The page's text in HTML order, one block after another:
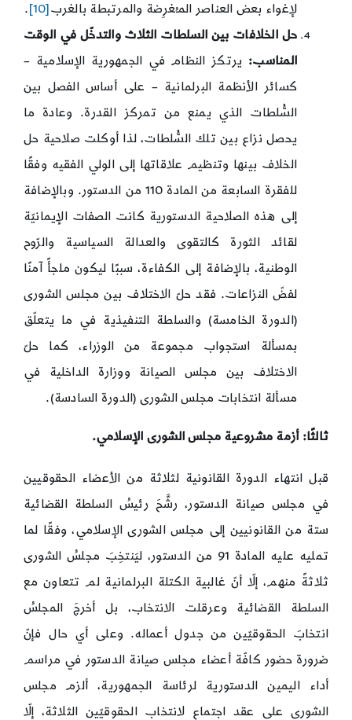
لإغواء بعض العناصر المـُغرِضة والمرتبطة بالغرب[10]
.
حل الخلافات بين السلطات الثلاث والتدخّل في الوقت
المناسب: يرتكز النظام في الجمهورية الإسلامية –
كسائر الأنظمة البرلمانية – على أساس الفصل بين
السُّلطات الذي يمنع من تمركز القدرة. وعادة ما
يحصل نزاع بين تلك السُّلطات، لذا أوكلت صلاحية حل
الخلاف بينها وتنظيم علاقاتها إلى الولي الفقيه وفقًا
للفقرة السابعة من المادة 110 من الدستور. وبالإضافة
إلى هذه الصلاحية الدستورية كانت الصفات الإيمانيّة
لقائد الثورة كالتقوى والعدالة السياسية والرّوح
الوطنية، بالإضافة إلى الكفاءة، سببًا ليكون ملجأً آمنًا
لفضّ النزاعات. فقد حلّ الاختلاف بين مجلس الشورى
(الدورة الخامسة) والسلطة التنفيذية في ما يتعلّق
بمسألة استجواب مجموعة من الوزراء، كما حلّ
الاختلاف بين مجلس الصيانة ووزارة الداخلية في
مسألة انتخابات مجلس الشورى (الدورة السادسة).
ثالثًا: أزمة مشروعية مجلس الشورى الإسلامي.
قبل انتهاء الدورة القانونية لثلاثة من الأعضاء الحقوقيين
في مجلس صيانة الدستور، رشَّحَ رئيسُ السلطة القضائية
ستة من القانونيين إلى مجلس الشورى الإسلامي، وفقًا لما
تمليه عليه المادة 91 من الدستور، ليَنتخِبَ مجلسُ الشورى
ثلاثةً منهم، إلّا أنّ غالبية الكتلة البرلمانية لم تتعاون مع
السلطة القضائية وعرقلت الانتخاب، بل أخرجَ المجلسُ
انتخابَ الحقوقيّين من جدول أعماله. وعلى أي حال فإنّ
ضرورة حضور كافّة أعضاء مجلس صيانة الدستور في مراسم
أداء اليمين الدستورية لرئاسة الجمهورية، ألزم مجلس
الشورى على عقد اجتماع لانتخاب الحقوقيّين الثلاثة، إلّا